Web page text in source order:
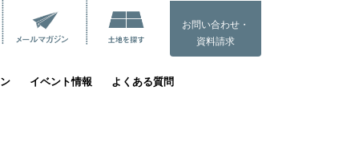
お問い合わせ・
資料請求
イベント情報 よくある質問